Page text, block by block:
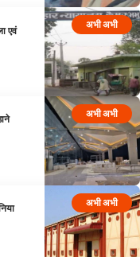
अभी अभी
एवं
अभी अभी
अभी अभी